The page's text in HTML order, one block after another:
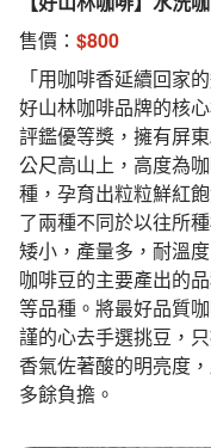
售價： $800
「用咖啡香延續回家
好山林咖啡品牌的核
評鑑優等獎，擁有屏
公尺高山上，高度為
種，孕育出粒粒鮮紅
了兩種不同於以往所
矮小，產量多，耐溫
咖啡豆的主要產出的
等品種。將最好品質
謹的心去手選挑豆，
香氣佐著酸的明亮度
多餘負擔。